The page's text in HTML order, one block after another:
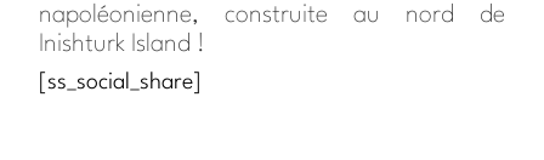
napoléonienne, construite au nord de
Inishturk Island !
[ss_social_share]